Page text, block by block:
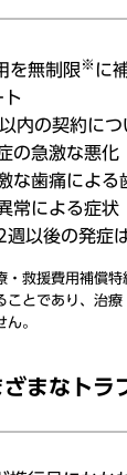
を無制限※ に
ト
内の契約につ
の急激な悪化
な歯痛による
常による症状
週以後の発症
・救援費用補償特
ことであり、治
。
ざまなトラ